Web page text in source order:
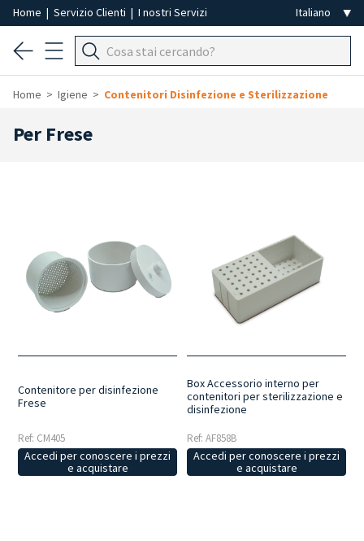
Home | Servizio Clienti | I nostri Servizi
Home Igiene Contenitori Disinfezione e Sterilizzazione
Per Frese
Contenitore per disinfezione
Frese
Ref: CM405
Accedi per conoscere i prezzi
e acquistare
Box Accessorio interno per
contenitori per sterilizzazione e
disinfezione
Ref: AF858B
Accedi per conoscere i prezzi
e acquistare